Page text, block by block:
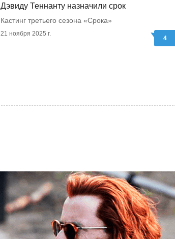
Дэвиду Теннанту назначили срок
Кастинг третьего сезона «Срока»
21 ноября 2025 г.
4